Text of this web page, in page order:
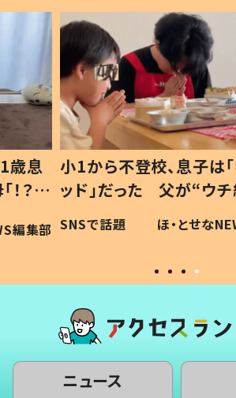
歳息
？」
編集部
小1から不登校、息子は
ッド」だった 父が“ウ
作り続ける理由とは #
#令和の子
SNSで話題 ほ・とせな
ニュース